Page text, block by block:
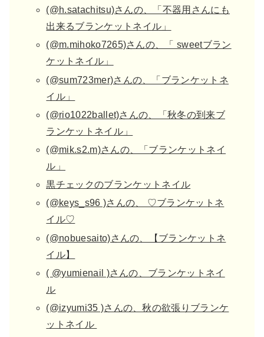
(@h.satachitsu)さんの、「不器用さんにも
出来るブランケットネイル」
(@m.mihoko7265)さんの、「 sweetブラン
ケットネイル」
(@sum723mer)さんの、「ブランケットネ
イル」
(@rio1022ballet)さんの、「秋冬の到来ブ
ランケットネイル」
(@mik.s2.m)さんの、「ブランケットネイ
ル」
黒チェックのブランケットネイル
(@keys_s96 )さんの、 ♡ブランケットネ
イル♡
(@nobuesaito)さんの、【ブランケットネ
イル】
( @yumienail )さんの、ブランケットネイ
ル
(@izyumi35 )さんの、秋の欲張りブランケ
ットネイル